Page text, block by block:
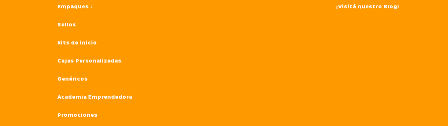
Empaques ↓
Sellos
Kits de inicio
Cajas Personalizadas
Genéricos
Academia Emprendedora
Promociones
¡Visitá nuestro Blog!